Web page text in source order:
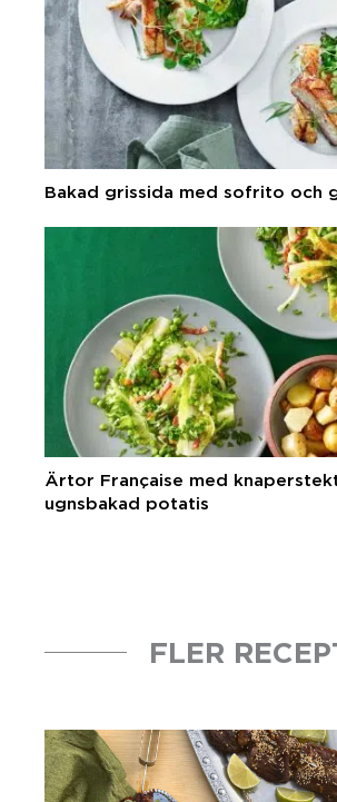
Bakad grissida med sofrito och
Ärtor Française med
ugnsbakad potatis
FLER